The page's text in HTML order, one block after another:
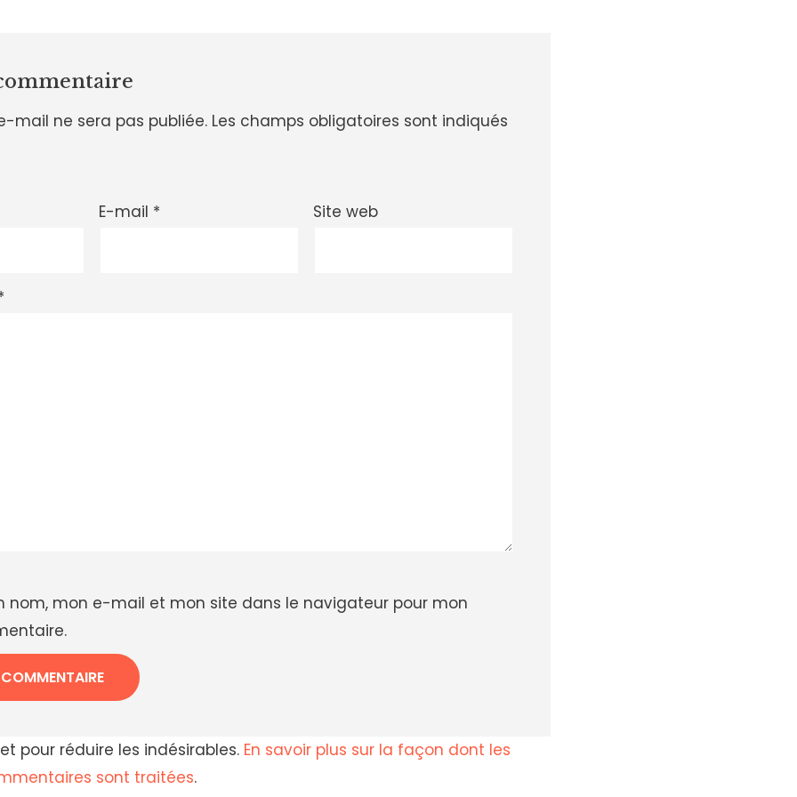
mail ne sera pas publiée. Les champs obligatoires sont indiqués
E-mail * Site web
nom, mon e-mail et mon site dans le navigateur pour mon
pour réduire les indésirables. En savoir plus sur la façon dont les
sont traitées.